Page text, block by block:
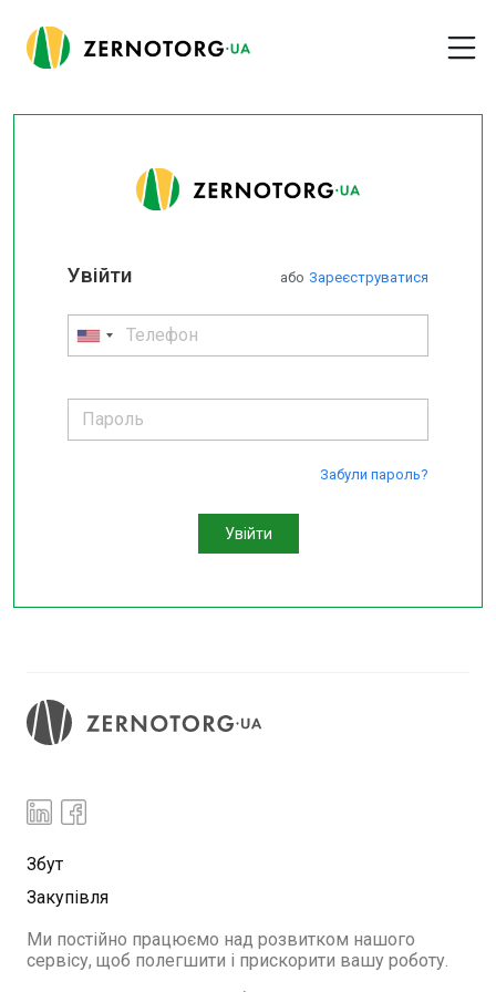
або Зареєструватися
Увійти
Забули пароль?
Увійти
Збут
Закупівля
Ми постійно працюємо над розвитком нашого
сервісу, щоб полегшити і прискорити вашу роботу.